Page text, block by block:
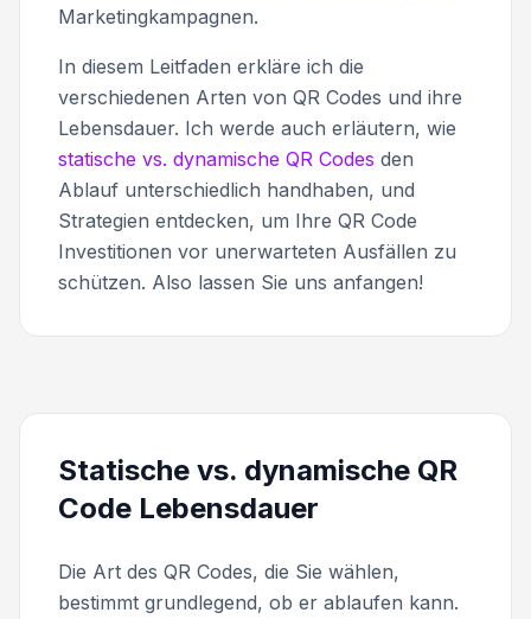
Marketingkampagnen.
In diesem Leitfaden erkläre ich die
verschiedenen Arten von QR Codes und ihre
Lebensdauer. Ich werde auch erläutern, wie
statische vs. dynamische QR Codes den
Ablauf unterschiedlich handhaben, und
Strategien entdecken, um Ihre QR Code
Investitionen vor unerwarteten Ausfällen zu
schützen. Also lassen Sie uns anfangen!
Statische vs. dynamische QR
Code Lebensdauer
Die Art des QR Codes, die Sie wählen,
bestimmt grundlegend, ob er ablaufen kann.